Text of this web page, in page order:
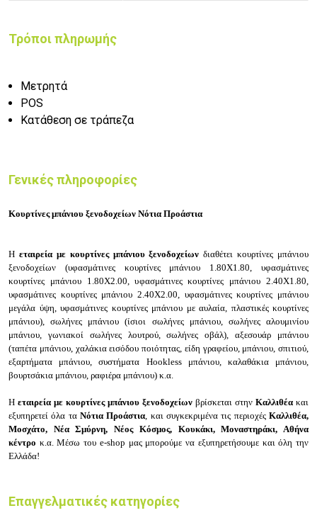
Τρόποι πληρωμής
Μετρητά
POS
Κατάθεση σε τράπεζα
Γενικές πληροφορίες
Κουρτίνες μπάνιου ξενοδοχείων Νότια Προάστια
Η εταιρεία με κουρτίνες μπάνιου ξενοδοχείωνδιαθέτει κουρτίνες μπάνιου
ξενοδοχείων (υφασμάτινες κουρτίνες μπάνιου 1.80Χ1.80, υφασμάτινες
κουρτίνες μπάνιου 1.80Χ2.00, υφασμάτινες κουρτίνες μπάνιου 2.40Χ1.80,
υφασμάτινες κουρτίνες μπάνιου 2.40Χ2.00, υφασμάτινες κουρτίνες μπάνιου
μεγάλα ύψη, υφασμάτινες κουρτίνες μπάνιου με αυλαία, πλαστικές κουρτίνες
μπάνιου), σωλήνες μπάνιου (ίσιοι σωλήνες μπάνιου, σωλήνες αλουμινίου
μπάνιου, γωνιακοί σωλήνες λουτρού, σωλήνες οβάλ), αξεσουάρ μπάνιου
(ταπέτα μπάνιου, χαλάκια εισόδου ποιότητας, είδη γραφείου, μπάνιου, σπιτιού,
εξαρτήματα μπάνιου, συστήματα Hookless μπάνιου, καλαθάκια μπάνιου,
βουρτσάκια μπάνιου, ραφιέρα μπάνιου) κ.α.
Η εταιρεία με κουρτίνες μπάνιου ξενοδοχείων βρίσκεται στην Καλλιθέα και
εξυπηρετεί όλα ταΝότια Προάστια , και συγκεκριμένα τις περιοχέςΚαλλιθέα,
Μοσχάτο, Νέα Σμύρνη, Νέος Κόσμος, Κουκάκι, Μοναστηράκι, Αθήνα
κέντρο κ.α. Μέσω του e-shop μας μπορούμε να εξυπηρετήσουμε και όλη την
Ελλάδα!
Επαγγελματικές κατηγορίες